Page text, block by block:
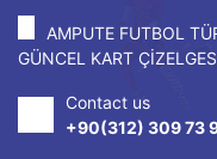
AMPUTE FUTBOL
GÜNCEL KART
Contact us
+90(312) 309 73